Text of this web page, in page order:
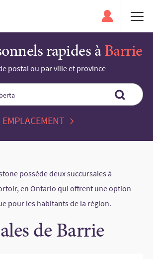
rapides àBarrie
postal ou par ville et province
possède deux succursales à
en Ontario qui offrent une option
pour les habitants de la région.
de Barrie